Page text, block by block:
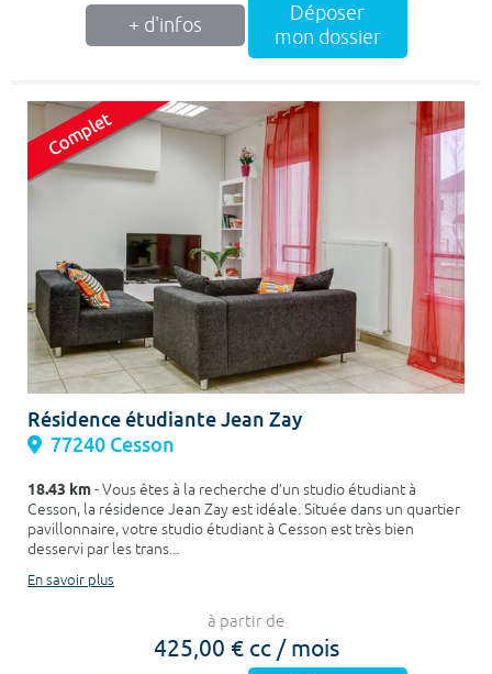
+ d'infos
Déposer
mon dossier
Résidence étudiante Jean Zay
77240 Cesson
18.43 km- Vous êtes à la recherche d’un studio étudiant à
Cesson, la résidence Jean Zay est idéale. Située dans un quartier
pavillonnaire, votre studio étudiant à Cesson est très bien
desservi par les trans...
En savoir plus
à partir de
425,00 € cc / mois